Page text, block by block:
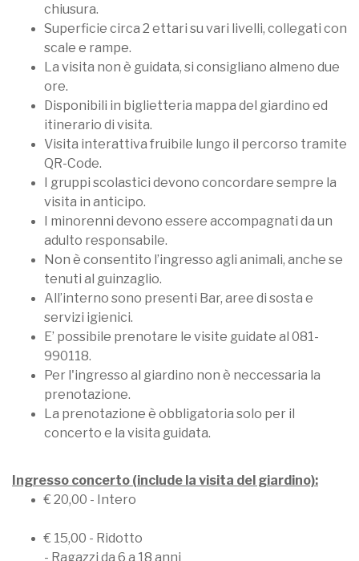
chiusura.
Superficie circa 2 ettari su vari livelli, collegati con
scale e rampe.
La visita non è guidata, si consigliano almeno due
ore.
Disponibili in biglietteria mappa del giardino ed
itinerario di visita.
Visita interattiva fruibile lungo il percorso tramite
QR-Code.
I gruppi scolastici devono concordare sempre la
visita in anticipo.
I minorenni devono essere accompagnati da un
adulto responsabile.
Non è consentito l’ingresso agli animali, anche se
tenuti al guinzaglio.
All’interno sono presenti Bar, aree di sosta e
servizi igienici.
E’ possibile prenotare le visite guidate al 081-
990118.
Per l'ingresso al giardino non è neccessaria la
prenotazione.
La prenotazione è obbligatoria solo per il
concerto e la visita guidata.
Ingresso concerto (include la visita del giardino):
€ 20,00 - Intero
€ 15,00 - Ridotto
- Ragazzi da 6 a 18 anni